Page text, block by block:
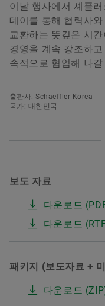
이날 행사에서 셰플
데이를 통해 협력사
교환하는 뜻깊은 시
경영을 계속 강조하
속적으로 협업해 나
출판사: Schaeffler Korea
국가: 대한민국
보도 자료
다운로드
다운로드
패키지 (보도자료 +
다운로드